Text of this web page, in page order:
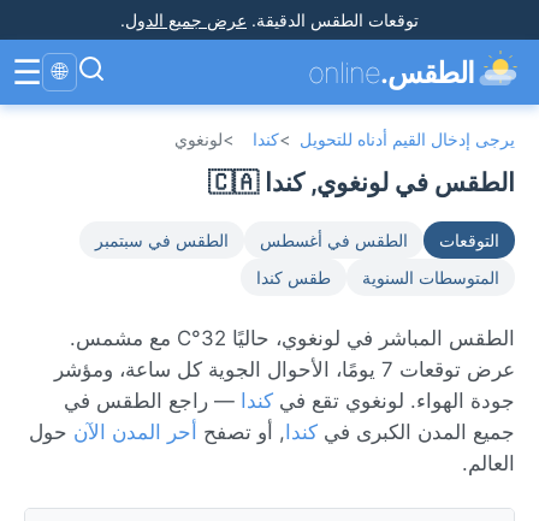
توقعات الطقس الدقيقة. عرض جميع الدول.
الطقس.online
🌐
☰
يرجى إدخال القيم أدناه للتحويل >كندا >لونغوي
الطقس في لونغوي, كندا 🇨🇦
التوقعات الطقس في أغسطس
الطقس في سبتمبر
المتوسطات السنوية
طقس كندا
الطقس المباشر في لونغوي، حاليًا 32°C مع مشمس.
عرض توقعات 7 يومًا، الأحوال الجوية كل ساعة، ومؤشر
جودة الهواء. لونغوي تقع في كندا — راجع الطقس في
جميع المدن الكبرى في كندا , أو تصفح أحر المدن الآن حول
العالم.